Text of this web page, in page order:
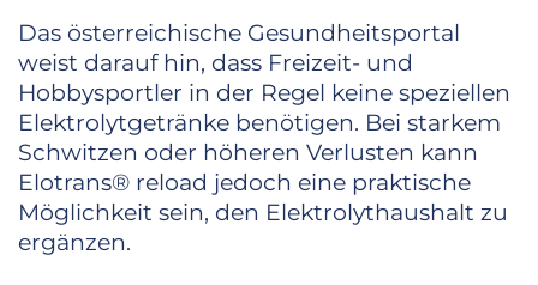
Das österreichische Gesundheitsportal
weist darauf hin, dass Freizeit- und
Hobbysportler in der Regel keine speziellen
Elektrolytgetränke benötigen. Bei starkem
Schwitzen oder höheren Verlusten kann
Elotrans® reload jedoch eine praktische
Möglichkeit sein, den Elektrolythaushalt zu
ergänzen.